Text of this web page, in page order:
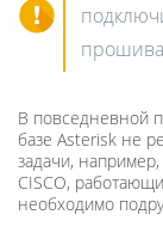
В повседневной
базе Asterisk не
задачи,
CISCO,
необходимо